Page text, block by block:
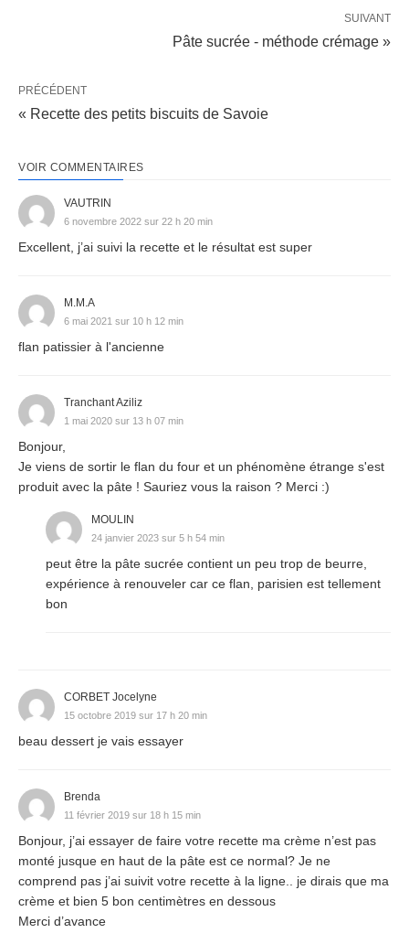
SUIVANT
Pâte sucrée - méthode crémage »
PRÉCÉDENT
« Recette des petits biscuits de Savoie
VOIR COMMENTAIRES
VAUTRIN
6 novembre 2022 sur 22 h 20 min
Excellent, j’ai suivi la recette et le résultat est super
M.M.A
6 mai 2021 sur 10 h 12 min
flan patissier à l'ancienne
Tranchant Aziliz
1 mai 2020 sur 13 h 07 min
Bonjour,
Je viens de sortir le flan du four et un phénomène étrange s'est
produit avec la pâte ! Sauriez vous la raison ? Merci :)
MOULIN
24 janvier 2023 sur 5 h 54 min
peut être la pâte sucrée contient un peu trop de beurre,
expérience à renouveler car ce flan, parisien est tellement
bon
CORBET Jocelyne
15 octobre 2019 sur 17 h 20 min
beau dessert je vais essayer
Brenda
11 février 2019 sur 18 h 15 min
Bonjour, j’ai essayer de faire votre recette ma crème n’est pas
monté jusque en haut de la pâte est ce normal? Je ne
comprend pas j’ai suivit votre recette à la ligne.. je dirais que ma
crème et bien 5 bon centimètres en dessous
Merci d’avance